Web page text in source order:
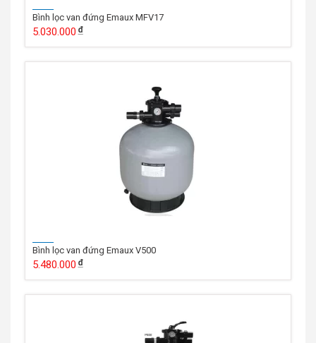
Bình lọc van đứng Emaux MFV17
5.030.000
Bình lọc van đứng Emaux V500
5.480.000